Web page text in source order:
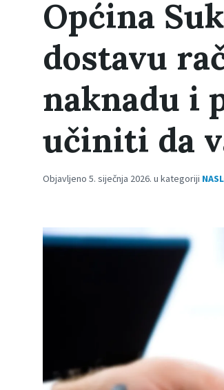
Općina
dostavu
naknadu i
učiniti da
Objavljeno 5. siječnja 2026. u kategoriji